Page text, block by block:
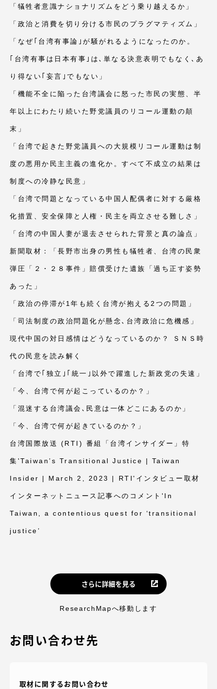
「犠牲者意識ナショナリズムをどう乗り越えるか」
「政治と消費を切り分ける市民のプラグマティズム」
「なぜ｢台湾有事論｣が騒がれるようになったのか。
｢台湾有事は日本有事｣は､単なる決意表明でもなく､あ
り得ない｢妄言｣でもない」
「機能不全に陥った台湾議会に怒った市民の実態、半
年以上にわたり続いた野党議員のリコール運動の顛
末」
「台湾で起きた野党議員への大規模リコール運動は制
度の悪用か民主主義の進化か。すべて不成立の結果は
制度への冷静な民意」
「台湾で問題となっている中国人配偶者に対する厳格
化措置、安全保障と人権・民主を両立させる難しさ」
「台湾の中国人妻が退去させられた背景と真の論点」
新聞取材：「長野市出身の男性も犠牲者、台湾の民衆
弾圧「２・２８事件」賠償受けた遺族「過ち正す姿勢
あった」
「政治の停滞が1年も続く台湾が抱える2つの問題」
「司法制度の政治問題化が懸念､台湾政治に危機感」
現代中国の対日感情はどうなっているのか？ ＳＮＳ時
代の民意を読み解く
「台湾で｢独立｣｢統一｣以外で躍進した新政党の失速」
「今、台湾で何が起こっているのか？」
「混迷する台湾議会､民意は一体どこにあるのか」
「今、台湾で何が起きているのか？」
台湾国際放送 (RTI) 番組「台湾インサイダー」特
集'Taiwan’s Transitional Justice | Taiwan
Insider | March 2, 2023 | RTI'インタビュー取材
インターネットニュース記事へのコメント'In
Taiwan, a contentious quest for ‘transitional
justice’
さらに詳細を見る
ResearchMapへ移動します
お問い合わせ先
取材に関するお問い合わせ